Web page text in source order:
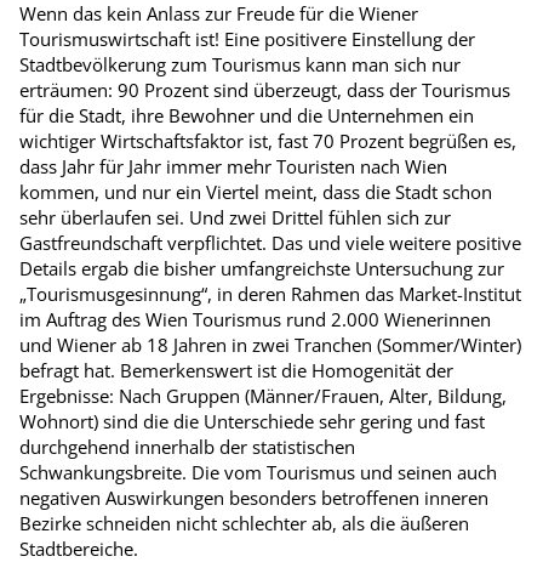
Wenn das kein Anlass zur Freude für die Wiener
Tourismuswirtschaft ist! Eine positivere Einstellung der
Stadtbevölkerung zum Tourismus kann man sich nur
erträumen: 90 Prozent sind überzeugt, dass der Tourismus
für die Stadt, ihre Bewohner und die Unternehmen ein
wichtiger Wirtschaftsfaktor ist, fast 70 Prozent begrüßen es,
dass Jahr für Jahr immer mehr Touristen nach Wien
kommen, und nur ein Viertel meint, dass die Stadt schon
sehr überlaufen sei. Und zwei Drittel fühlen sich zur
Gastfreundschaft verpflichtet. Das und viele weitere positive
Details ergab die bisher umfangreichste Untersuchung zur
„Tourismusgesinnung“, in deren Rahmen das Market-Institut
im Auftrag des Wien Tourismus rund 2.000 Wienerinnen
und Wiener ab 18 Jahren in zwei Tranchen (Sommer/Winter)
befragt hat. Bemerkenswert ist die Homogenität der
Ergebnisse: Nach Gruppen (Männer/Frauen, Alter, Bildung,
Wohnort) sind die die Unterschiede sehr gering und fast
durchgehend innerhalb der statistischen
Schwankungsbreite. Die vom Tourismus und seinen auch
negativen Auswirkungen besonders betroffenen inneren
Bezirke schneiden nicht schlechter ab, als die äußeren
Stadtbereiche.